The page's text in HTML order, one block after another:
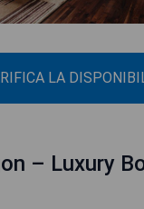
LA
– Luxury